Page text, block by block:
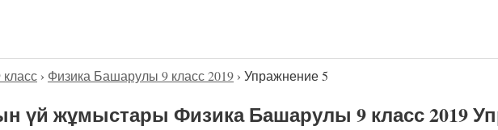
класс › Физика Башарулы 9 класс 2019 › Упражнение 5
үй жұмыстары Физика Башарулы 9 класс 2019